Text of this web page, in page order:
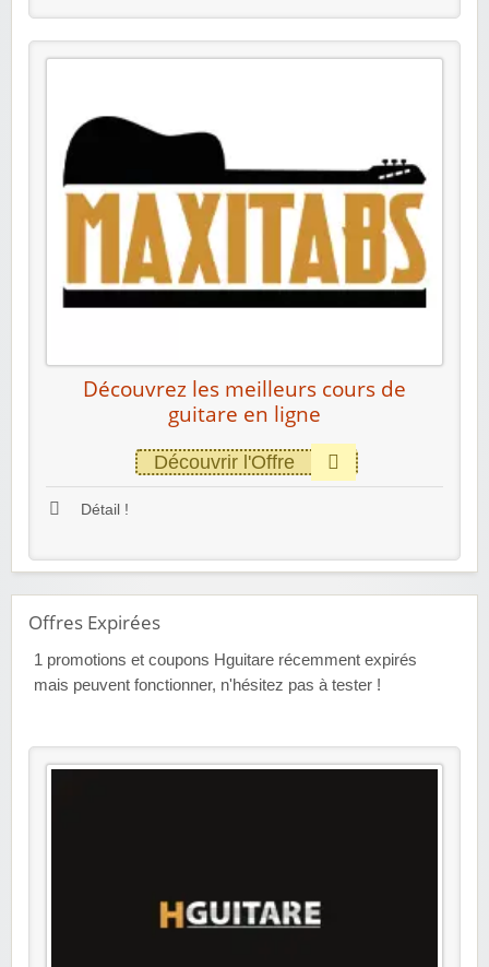
Découvrez les meilleurs cours de
guitare en ligne
Découvrir l'Offre
Détail !
Offres Expirées
1 promotions et coupons Hguitare récemment expirés
mais peuvent fonctionner, n'hésitez pas à tester !